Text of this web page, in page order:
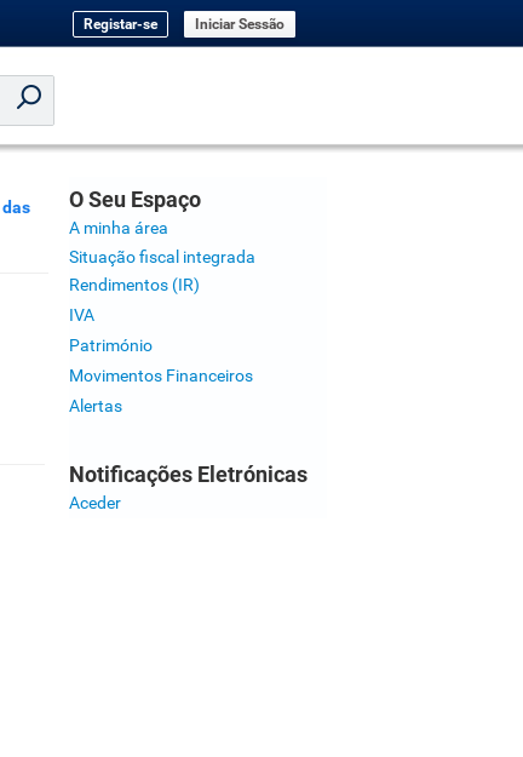
Registar-se Iniciar Sessão
O Seu Espaço
A minha área
Situação fiscal integrada
Rendimentos (IR)
IVA
Património
Movimentos Financeiros
Alertas
Notificações Eletrónicas
Aceder